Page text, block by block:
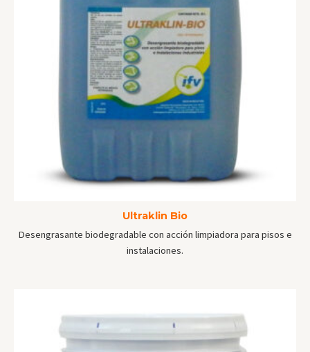
Ultraklin Bio
Desengrasante biodegradable con acción limpiadora para pisos e
instalaciones.